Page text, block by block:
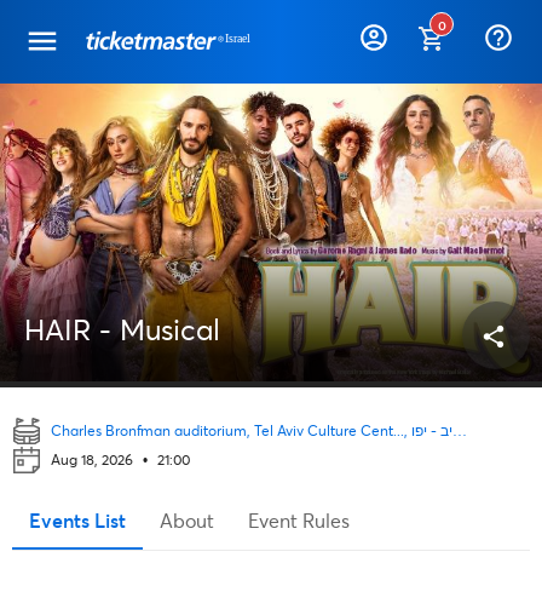
0 help_outline
HAIR - Musical share
Charles Bronfman auditorium, Tel Aviv Culture Cent..., תל אביב - יפו
Aug 18, 2026 • 21:00
Events List About Event Rules